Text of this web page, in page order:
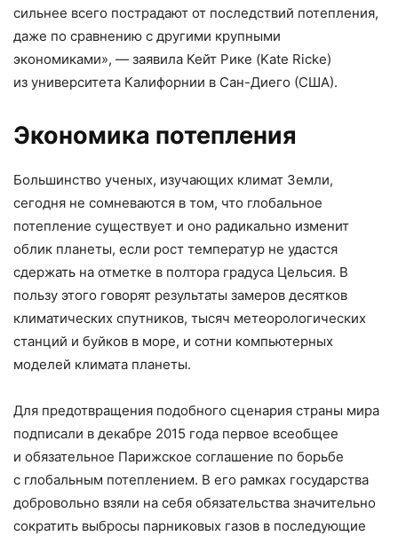
сильнее всего пострадают от последствий потепления,
даже по сравнению с другими крупными
экономиками», — заявила Кейт Рике (Kate Ricke)
из университета Калифорнии в Сан-Диего (США).
Экономика потепления
Большинство ученых, изучающих климат Земли,
сегодня не сомневаются в том, что глобальное
потепление существует и оно радикально изменит
облик планеты, если рост температур не удастся
сдержать на отметке в полтора градуса Цельсия. В
пользу этого говорят результаты замеров десятков
климатических спутников, тысяч метеорологических
станций и буйков в море, и сотни компьютерных
моделей климата планеты.
Для предотвращения подобного сценария страны мира
подписали в декабре 2015 года первое всеобщее
и обязательное Парижское соглашение по борьбе
с глобальным потеплением. В его рамках государства
добровольно взяли на себя обязательства значительно
сократить выбросы парниковых газов в последующие